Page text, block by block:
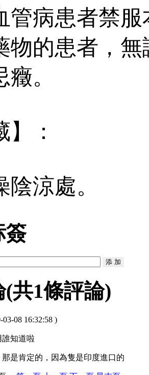
管病患者禁
物的患者，
。
】：
陰涼處。
簽
(共1條評論)
03-08 16:32:58 )
知道啦
那是肯定的，因為隻是印度進口的